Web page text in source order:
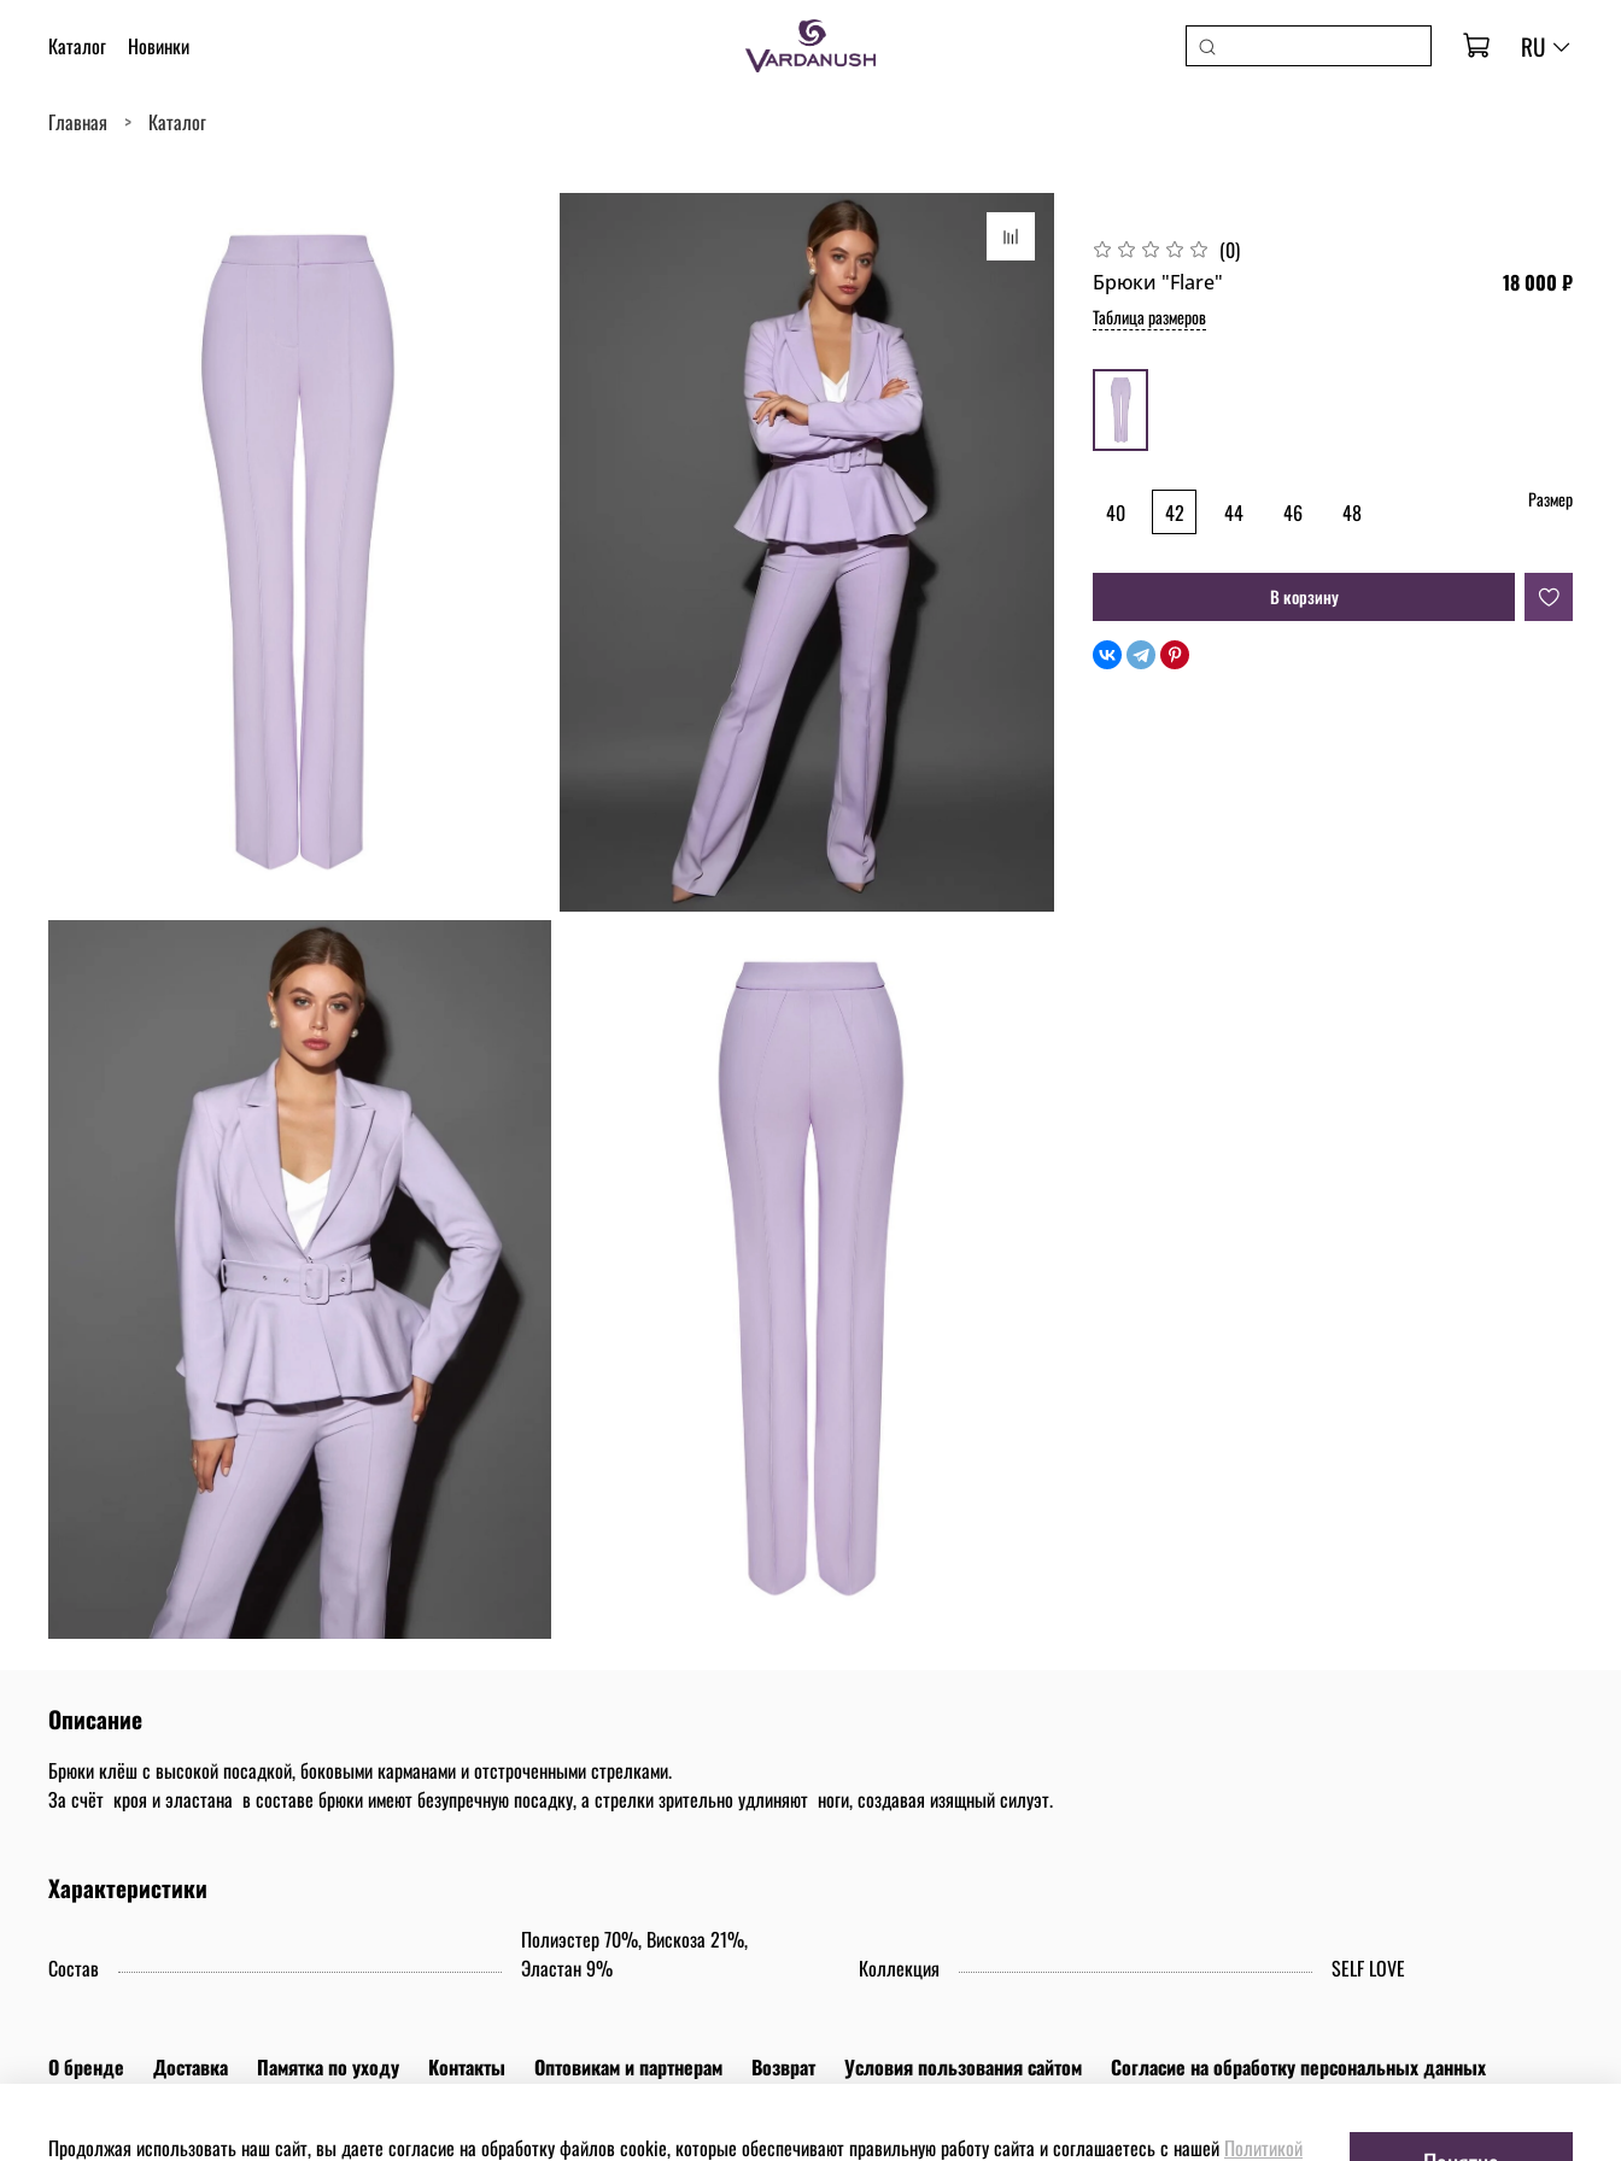
RU
Каталог Новинки
Главная Каталог
Брюки "Flare" 18 000 ₽
(0)
Таблица размеров
В корзину
Размер
40 42 44 46 48
Описание
Брюки клёш с высокой посадкой, боковыми карманами и отстроченными стрелками.
За счёт кроя и эластана в составе брюки имеют безупречную посадку, а стрелки зрительно удлиняют ноги, создавая изящный силуэт.
Характеристики
Состав
Полиэстер 70%, Вискоза 21%,
Эластан 9%
Коллекция SELF LOVE
О бренде Доставка Памятка по уходу Контакты Оптовикам и партнерам Возврат Условия пользования сайтом
Согласие на обработку персональных данных
Продолжая использовать наш сайт, вы даете согласие на обработку файлов cookie, которые обеспечивают правильную работу сайта и соглашаетесь с нашей Политикой